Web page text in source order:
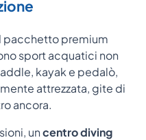
pacchetto premium
sport acquatici non
kayak e pedalò,
attrezzata, gite di
ancora.
uncentro diving